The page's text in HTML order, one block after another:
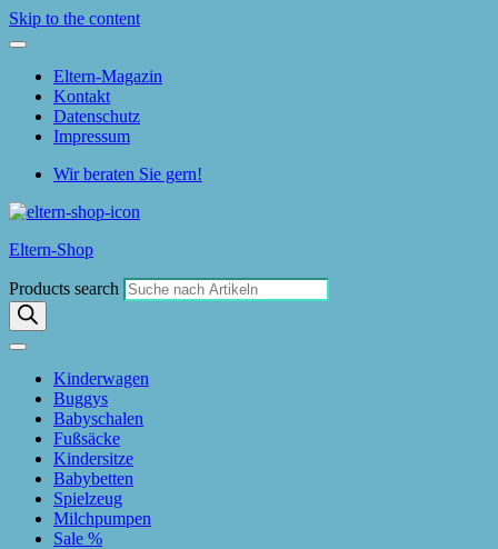
Skip to the content
Eltern-Magazin
Kontakt
Datenschutz
Impressum
Wir beraten Sie gern!
Eltern-Shop
Products search
Kinderwagen
Buggys
Babyschalen
Fußsäcke
Kindersitze
Babybetten
Spielzeug
Milchpumpen
Sale %